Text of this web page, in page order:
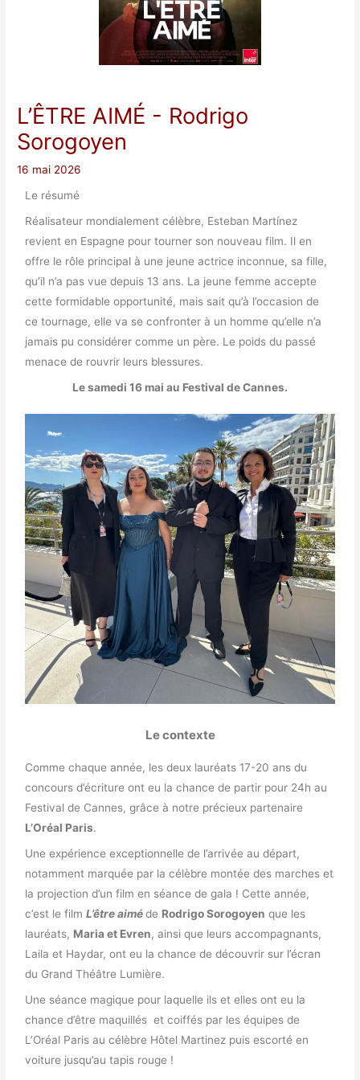
L’ÊTRE AIMÉ - Rodrigo
Sorogoyen
16 mai 2026
Le résumé
Réalisateur mondialement célèbre, Esteban Martínez
revient en Espagne pour tourner son nouveau film. Il en
offre le rôle principal à une jeune actrice inconnue, sa fille,
qu’il n’a pas vue depuis 13 ans. La jeune femme accepte
cette formidable opportunité, mais sait qu’à l’occasion de
ce tournage, elle va se confronter à un homme qu’elle n’a
jamais pu considérer comme un père. Le poids du passé
menace de rouvrir leurs blessures.
Le samedi 16 mai au Festival de Cannes.
Le contexte
Comme chaque année, les deux lauréats 17-20 ans du
concours d’écriture ont eu la chance de partir pour 24h au
Festival de Cannes, grâce à notre précieux partenaire
L’Oréal Paris.
Une expérience exceptionnelle de l’arrivée au départ,
notamment marquée par la célèbre montée des marches et
la projection d’un film en séance de gala ! Cette année,
c’est le filmL’être aiméde Rodrigo Sorogoyen que les
lauréats, Maria et Evren, ainsi que leurs accompagnants,
Laila et Haydar, ont eu la chance de découvrir sur l’écran
du Grand Théâtre Lumière.
Une séance magique pour laquelle ils et elles ont eu la
chance d’être maquillés et coiffés par les équipes de
L’Oréal Paris au célèbre Hôtel Martinez puis escorté en
voiture jusqu’au tapis rouge !